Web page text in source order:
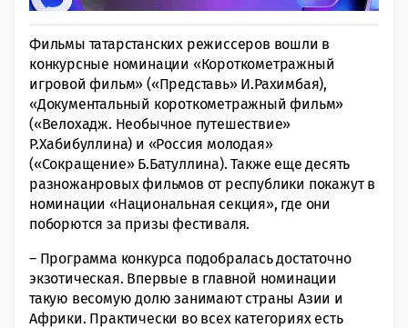
Фильмы татарстанских режиссеров вошли в
конкурсные номинации «Короткометражный
игровой фильм» («Представь» И.Рахимбая),
«Документальный короткометражный фильм»
(«Велохадж. Необычное путешествие»
Р.Хабибуллина) и «Россия молодая»
(«Сокращение» Б.Батуллина). Также еще десять
разножанровых фильмов от республики покажут в
номинации «Национальная секция», где они
поборются за призы фестиваля.
– Программа конкурса подобралась достаточно
экзотическая. Впервые в главной номинации
такую весомую долю занимают страны Азии и
Африки. Практически во всех категориях есть